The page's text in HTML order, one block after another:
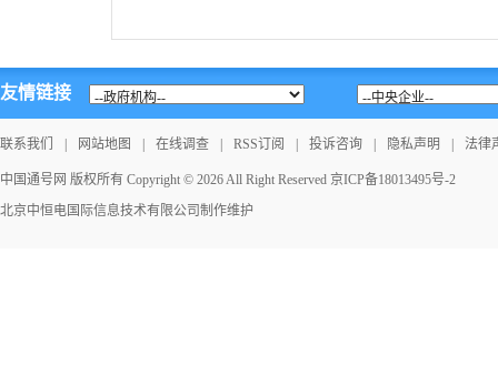
友情链接
联系我们 网站地图 在线调查 RSS订阅 投诉咨询 隐私声明 法律
中国通号网 版权所有 Copyright © 2026 All Right Reserved 京ICP备18013495号-2
北京中恒电国际信息技术有限公司 制作维护